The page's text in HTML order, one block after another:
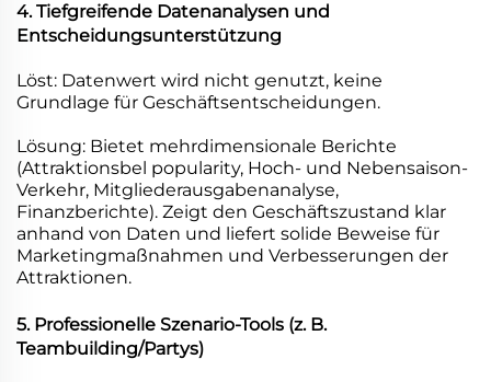
4. Tiefgreifende Datenanalysen und
Entscheidungsunterstützung
Löst: Datenwert wird nicht genutzt, keine
Grundlage für Geschäftsentscheidungen.
Lösung: Bietet mehrdimensionale Berichte
(Attraktionsbel popularity, Hoch- und Nebensaison-
Verkehr, Mitgliederausgabenanalyse,
Finanzberichte). Zeigt den Geschäftszustand klar
anhand von Daten und liefert solide Beweise für
Marketingmaßnahmen und Verbesserungen der
Attraktionen.
5. Professionelle Szenario-Tools (z. B.
Teambuilding/Partys)